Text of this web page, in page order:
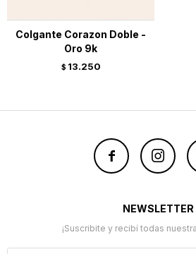
Colgante Corazon Doble -
Oro 9k
$ 13.250
 
NEWSLETTER
¡Suscribite y recibí todas